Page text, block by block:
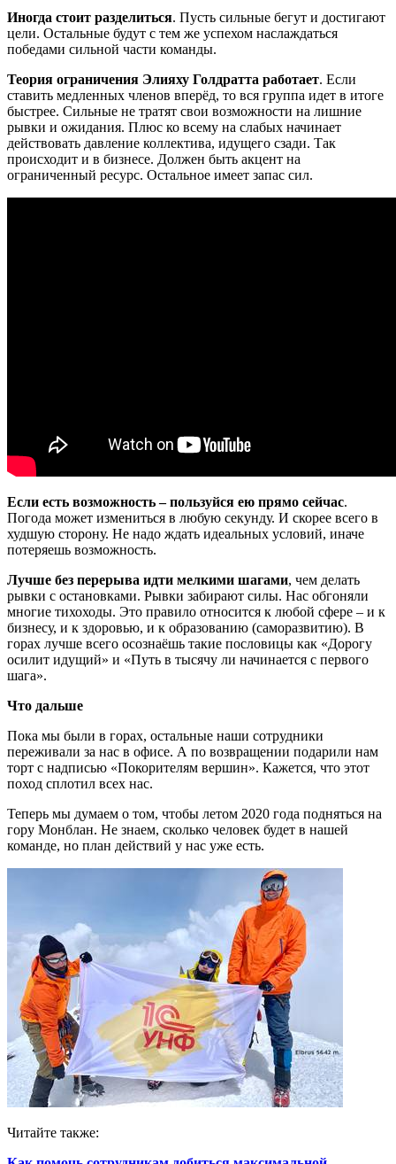
Иногда стоит разделиться. Пусть сильные бегут и достигают
цели. Остальные будут с тем же успехом наслаждаться
победами сильной части команды.
Теория ограничения Элияху Голдратта работает. Если
ставить медленных членов вперёд, то вся группа идет в итоге
быстрее. Сильные не тратят свои возможности на лишние
рывки и ожидания. Плюс ко всему на слабых начинает
действовать давление коллектива, идущего сзади. Так
происходит и в бизнесе. Должен быть акцент на
ограниченный ресурс. Остальное имеет запас сил.
Если есть возможность – пользуйся ею прямо сейчас.
Погода может измениться в любую секунду. И скорее всего в
худшую сторону. Не надо ждать идеальных условий, иначе
потеряешь возможность.
Лучше без перерыва идти мелкими шагами, чем делать
рывки с остановками. Рывки забирают силы. Нас обгоняли
многие тихоходы. Это правило относится к любой сфере – и к
бизнесу, и к здоровью, и к образованию (саморазвитию). В
горах лучше всего осознаёшь такие пословицы как «Дорогу
осилит идущий» и «Путь в тысячу ли начинается с первого
шага».
Что дальше
Пока мы были в горах, остальные наши сотрудники
переживали за нас в офисе. А по возвращении подарили нам
торт с надписью «Покорителям вершин». Кажется, что этот
поход сплотил всех нас.
Теперь мы думаем о том, чтобы летом 2020 года подняться на
гору Монблан. Не знаем, сколько человек будет в нашей
команде, но план действий у нас уже есть.
Читайте также: